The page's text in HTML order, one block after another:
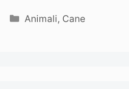
Categorie
Animali, Cane